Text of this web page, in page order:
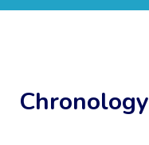
Chronology